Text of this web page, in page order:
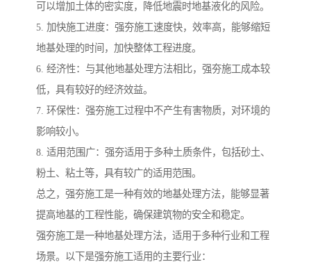
可以增加土体的密实度，降低地震时地基液化的风险。
5. 加快施工进度：强夯施工速度快，效率高，能够缩短
地基处理的时间，加快整体工程进度。
6. 经济性：与其他地基处理方法相比，强夯施工成本较
低，具有较好的经济效益。
7. 环保性：强夯施工过程中不产生有害物质，对环境的
影响较小。
8. 适用范围广：强夯适用于多种土质条件，包括砂土、
粉土、粘土等，具有较广的适用范围。
总之，强夯施工是一种有效的地基处理方法，能够显著
提高地基的工程性能，确保建筑物的安全和稳定。
强夯施工是一种地基处理方法，适用于多种行业和工程
场景。以下是强夯施工适用的主要行业：